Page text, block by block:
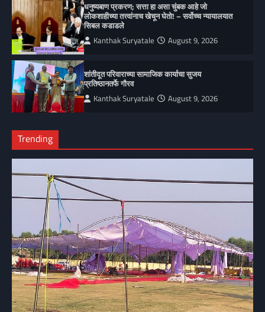
धनुष्यबाण प्रकरण; सत्ता हा असा चुंबक आहे जो
लोकशाहीच्या तत्त्वांनाच खेचून घेतो! – सर्वोच्च न्यायालयात
सिबल कडाडले
Kanthak Suryatale August 9, 2026
शांतीदूत परिवाराच्या सामाजिक कार्याचा सुजय
प्रतिष्ठानतर्फे गौरव
Kanthak Suryatale August 9, 2026
Trending